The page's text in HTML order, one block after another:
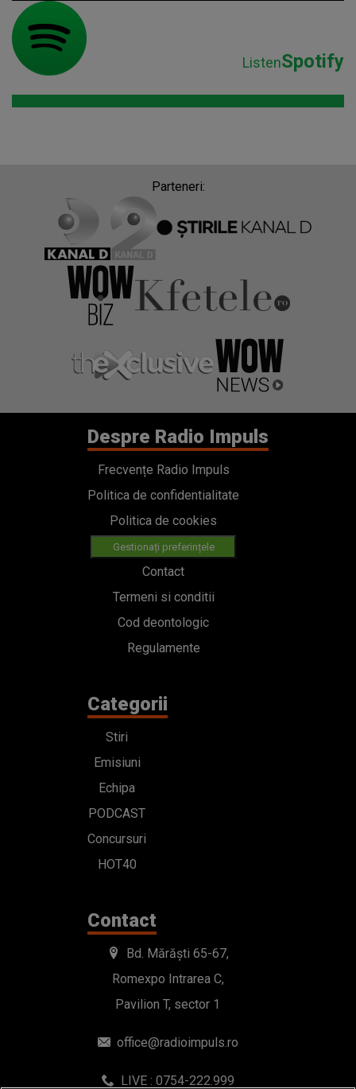
ListenSpotify
Parteneri:
Despre Radio Impuls
Frecvențe Radio Impuls
Politica de confidentialitate
Politica de cookies
Gestionați preferințele
Contact
Termeni si conditii
Cod deontologic
Regulamente
Categorii
Stiri
Emisiuni
Echipa
PODCAST
Concursuri
HOT40
Contact
Bd. Mărăști 65-67,
Romexpo Intrarea C,
Pavilion T, sector 1
office@radioimpuls.ro
LIVE : 0754-222.999